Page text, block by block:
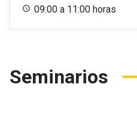
09:00 a 11:00 horas
Seminarios